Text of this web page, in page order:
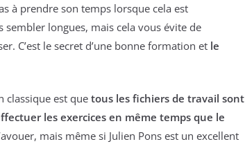
à prendre son temps lorsque cela est
longues, mais cela vous évite de
C’est le secret d’une bonne formation et le
classique est que tous les fichiers de travail sont
les exercices en même temps que le
mais même si Julien Pons est un excellent